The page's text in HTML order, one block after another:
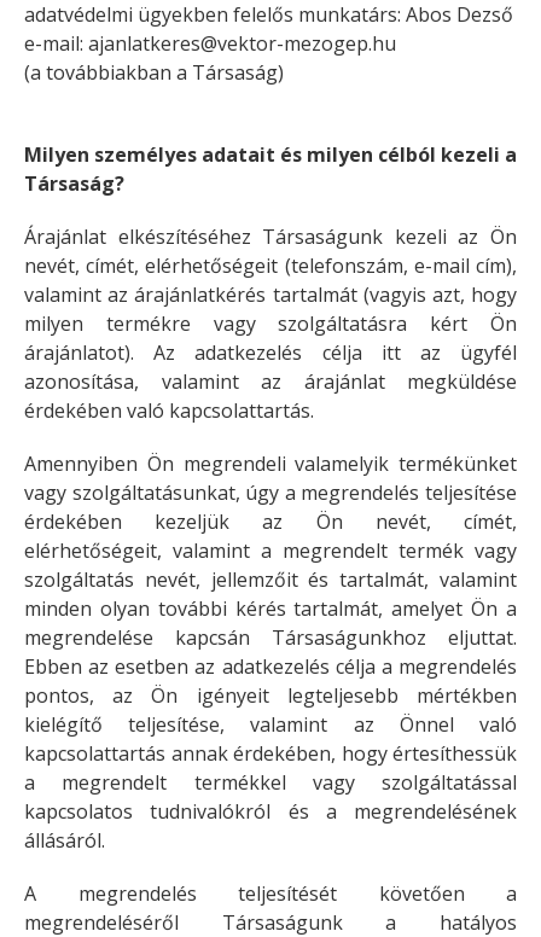
adatvédelmi ügyekben felelős munkatárs: Abos Dezső
e-mail: ajanlatkeres@vektor-mezogep.hu
(a továbbiakban a Társaság)
Milyen személyes adatait és milyen célból kezeli a
Társaság?
Árajánlat elkészítéséhez Társaságunk kezeli az Ön
nevét, címét, elérhetőségeit (telefonszám, e-mail cím),
valamint az árajánlatkérés tartalmát (vagyis azt, hogy
milyen termékre vagy szolgáltatásra kért Ön
árajánlatot). Az adatkezelés célja itt az ügyfél
azonosítása, valamint az árajánlat megküldése
érdekében való kapcsolattartás.
Amennyiben Ön megrendeli valamelyik termékünket
vagy szolgáltatásunkat, úgy a megrendelés teljesítése
érdekében kezeljük az Ön nevét, címét,
elérhetőségeit, valamint a megrendelt termék vagy
szolgáltatás nevét, jellemzőit és tartalmát, valamint
minden olyan további kérés tartalmát, amelyet Ön a
megrendelése kapcsán Társaságunkhoz eljuttat.
Ebben az esetben az adatkezelés célja a megrendelés
pontos, az Ön igényeit legteljesebb mértékben
kielégítő teljesítése, valamint az Önnel való
kapcsolattartás annak érdekében, hogy értesíthessük
a megrendelt termékkel vagy szolgáltatással
kapcsolatos tudnivalókról és a megrendelésének
állásáról.
A megrendelés teljesítését követően a
megrendeléséről Társaságunk a hatályos